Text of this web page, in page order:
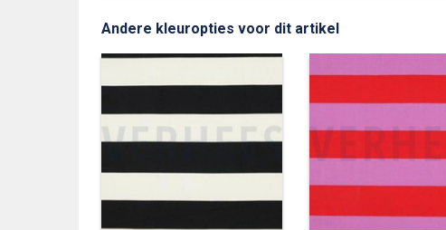
Andere kleuropties voor dit artikel